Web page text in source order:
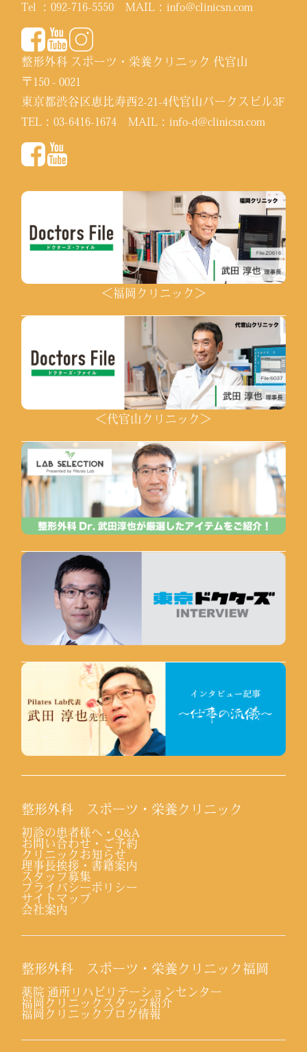
Tel ：092-716-5550 MAIL：info@clinicsn.com
整形外科 スポーツ・栄養クリニック 代官山
〒150 - 0021
東京都渋谷区恵比寿西2-21-4代官山パークスビル3F
TEL：03-6416-1674 MAIL：info-d@clinicsn.com
＜福岡クリニック＞
＜代官山クリニック＞
整形外科 スポーツ・栄養クリニック
初診の患者様へ・Q&A
お問い合わせ・ご予約
クリニックお知らせ
理事長挨拶・書籍案内
スタッフ募集
プライバシーポリシー
サイトマップ
会社案内
整形外科 スポーツ・栄養クリニック福岡
薬院 通所リハビリテーションセンター
福岡クリニックスタッフ紹介
福岡クリニックブログ情報